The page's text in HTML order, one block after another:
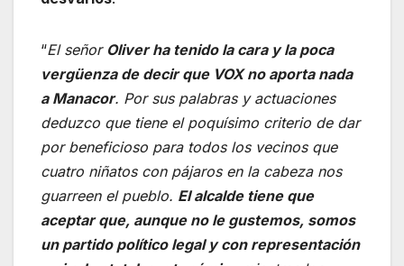
“El señor Oliver ha tenido la cara y la poca
vergüenza de decir que VOX no aporta nada
a Manacor. Por sus palabras y actuaciones
deduzco que tiene el poquísimo criterio de dar
por beneficioso para todos los vecinos que
cuatro niñatos con pájaros en la cabeza nos
guarreen el pueblo. El alcalde tiene que
aceptar que, aunque no le gustemos, somos
un partido político legal y con representación